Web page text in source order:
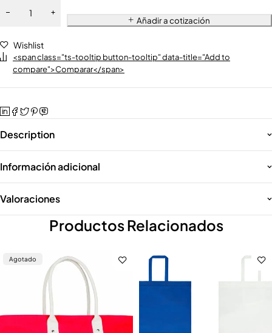
Añadir a cotización
Wishlist
<span class="ts-tooltip button-tooltip" data-title="Add to
compare">Comparar</span>
Description
Información adicional
Valoraciones
Productos Relacionados
Agotado